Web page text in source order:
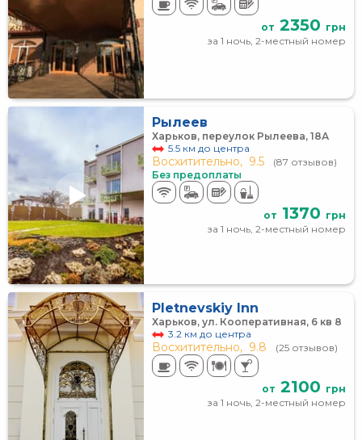
от 2350 грн
за 1 ночь, 2-местный номер
Рылеев
Харьков, переулок Рылеева, 18А
5.5 км до центра
Восхитительно, 9.5
(87 отзывов)
Без предоплаты
от 1370 грн
за 1 ночь, 2-местный номер
Pletnevskiy Inn
Харьков, ул. Кооперативная, 6 кв 8
3.2 км до центра
Восхитительно, 9.8 (25 отзывов)
от 2100 грн
за 1 ночь, 2-местный номер